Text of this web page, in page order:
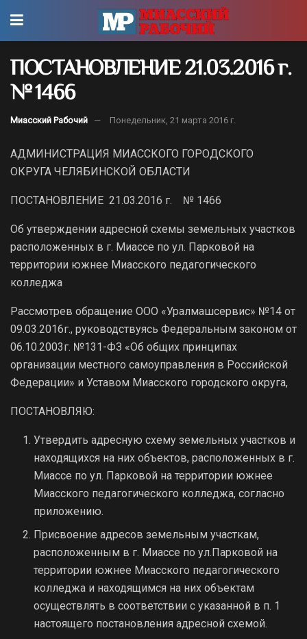
ПОСТАНОВЛЕНИЕ 21.03.2016 г.
№ 1466
Миасский Рабочий Понедельник, 21 марта 2016 г.
АДМИНИСТРАЦИЯ МИАССКОГО ГОРОДСКОГО
ОКРУГА ЧЕЛЯБИНСКОЙ ОБЛАСТИ
ПОСТАНОВЛЕНИЕ 21.03.2016 г. № 1466
Об утверждении адресной схемы земельных участков
расположенных в г. Миассе по ул. Парковой на
территории южнее Миасского педагогического
колледжа
Рассмотрев обращение ООО «Уралмашсервис» №14 от
09.03.2016г., руководствуясь Федеральным законом от
06.10.2003г. №131-ФЗ «Об общих принципах
организации местного самоуправления в Российской
Федерации» и Уставом Миасского городского округа,
ПОСТАНОВЛЯЮ:
Утвердить адресную схему земельных участков и
находящихся на них объектов, расположенных в г.
Миассе по ул. Парковой на территории южнее
Миасского педагогического колледжа, согласно
приложению.
Присвоение адресов земельным участкам,
расположенным в г. Миассе по ул.Парковой на
территории южнее Миасского педагогического
колледжа и находящимся на них объектам
осуществлять в соответствии с указанной в п. 1
настоящего постановления адресной схемой.